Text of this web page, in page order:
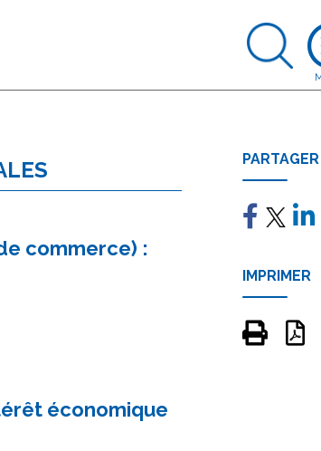
commerce) :
économique
PARTAGER
IMPRIMER